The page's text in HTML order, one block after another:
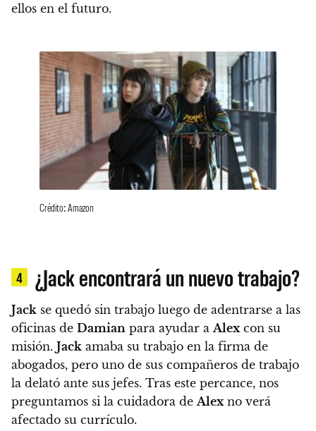
ellos en el futuro.
Crédito: Amazon
4 ¿Jack encontrará un nuevo trabajo?
Jack se quedó sin trabajo luego de adentrarse a las
oficinas de Damian para ayudar a Alex con su
misión. Jack amaba su trabajo en la firma de
abogados, pero uno de sus compañeros de trabajo
la delató ante sus jefes. Tras este percance, nos
preguntamos si la cuidadora de Alex no verá
afectado su currículo.